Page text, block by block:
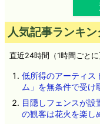
人気記事ランキン
直近24時間（1時間ごと
低所得のアーティス
ム」を無条件で受け
目隠しフェンスが
の観客は花火を楽し